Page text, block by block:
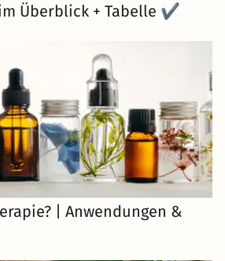
Überblick + Tabelle ✔
| Anwendungen &